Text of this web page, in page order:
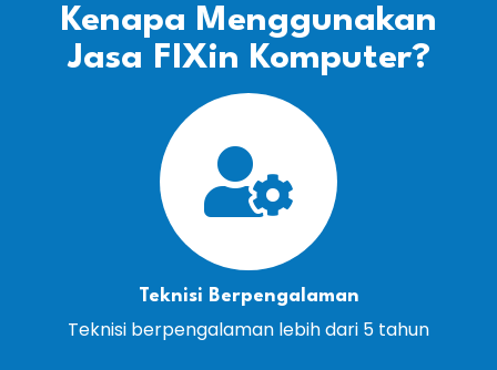
Kenapa Menggunakan
Jasa FIXin Komputer?
Teknisi Berpengalaman
Teknisi berpengalaman lebih dari 5 tahun